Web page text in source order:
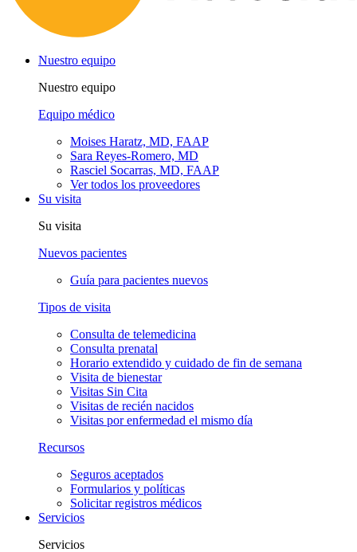
Nuestro equipo
Nuestro equipo
Equipo médico
Moises Haratz, MD, FAAP
Sara Reyes-Romero, MD
Rasciel Socarras, MD, FAAP
Ver todos los proveedores
Su visita
Su visita
Nuevos pacientes
Guía para pacientes nuevos
Tipos de visita
Consulta de telemedicina
Consulta prenatal
Horario extendido y cuidado de fin de semana
Visita de bienestar
Visitas Sin Cita
Visitas de recién nacidos
Visitas por enfermedad el mismo día
Recursos
Seguros aceptados
Formularios y políticas
Solicitar registros médicos
Servicios
Servicios